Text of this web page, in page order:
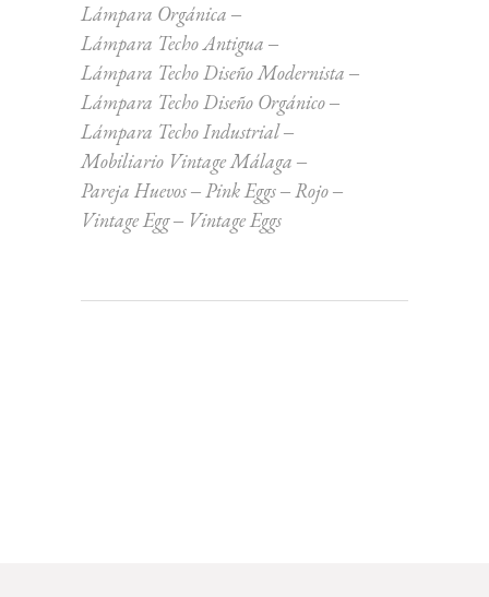
Lámpara Orgánica
Lámpara Techo Antigua
Lámpara Techo Diseño Modernista
Lámpara Techo Diseño Orgánico
Lámpara Techo Industrial
Mobiliario Vintage Málaga
Pareja Huevos
Pink Eggs
Rojo
Vintage Egg
Vintage Eggs